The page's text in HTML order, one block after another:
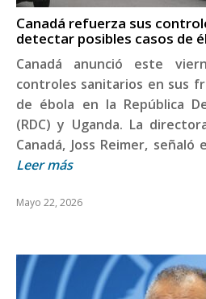
Canadá refuerza sus
detectar posibles casos de
Canadá anunció este
controles sanitarios en sus
de ébola en la República
(RDC) y Uganda. La
Canadá, Joss Reimer,
Leer más
Mayo 22, 2026